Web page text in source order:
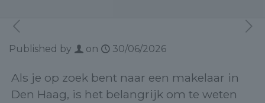
Published by on 30/06/2026
Als je op zoek bent naar een makelaar in
Den Haag, is het belangrijk om te weten